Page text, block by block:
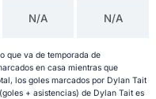
N/A N/A
que va de temporada de
en casa mientras que
los goles marcados por Dylan Tait
+ asistencias) de Dylan Tait es